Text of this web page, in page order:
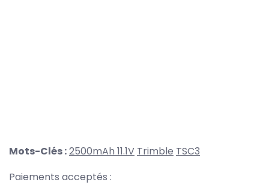
Mots-Clés :2500mAh 11.1V Trimble TSC3
Paiements acceptés :